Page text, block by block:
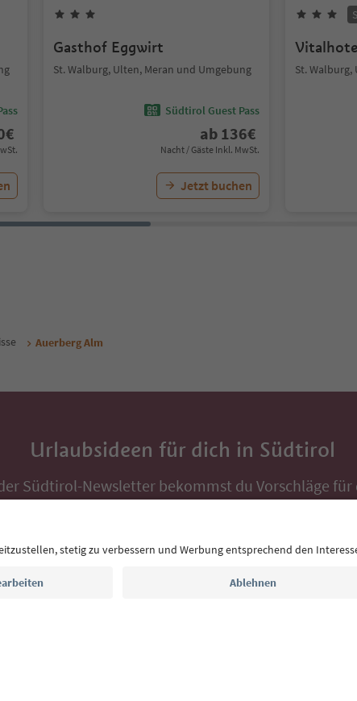
€
Gasthof Eggwirt
St. Walburg, Ulten, Meran und Umgebung
Südtirol Guest Pass
ab 136€
Nacht / Gäste Inkl. MwSt.
Jetzt buchen
S
St.
Auerberg Alm
Urlaubsideen für dich in Südtirol
Südtirol-Newsletter bekommst du Vorschläge für
Veranstaltungs-Tipps und typische Rezepte